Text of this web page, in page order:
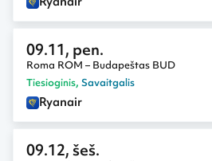
09.11, pen.
Roma ROM – Budapeštas BUD
Tiesioginis, Savaitgalis
Ryanair
09.12, šeš.